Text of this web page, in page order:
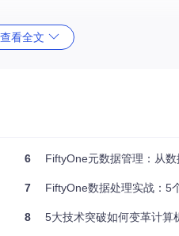
作奠定基础。建议在数据集加载
看全文
6 FiftyOne元数据管理：从
7 FiftyOne数据处理实战：5
8 5大技术突破如何变革计算